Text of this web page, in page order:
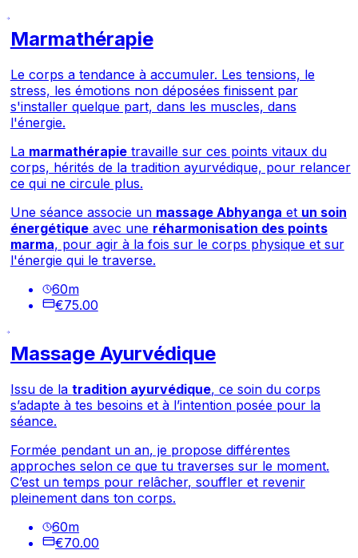
Marmathérapie
Le corps a tendance à accumuler. Les tensions, le
stress, les émotions non déposées finissent par
s'installer quelque part, dans les muscles, dans
l'énergie.
La marmathérapietravaille sur ces points vitaux du
corps, hérités de la tradition ayurvédique, pour relancer
ce qui ne circule plus.
Une séance associe un massage Abhyanga et un soin
énergétiqueavec une réharmonisation des points
marma, pour agir à la fois sur le corps physique et sur
l'énergie qui le traverse.
60m
€75.00
Massage Ayurvédique
Issu de latradition ayurvédique, ce soin du corps
s’adapte à tes besoins et à l’intention posée pour la
séance.
Formée pendant un an, je propose différentes
approches selon ce que tu traverses sur le moment.
C’est un temps pour relâcher, souffler et revenir
pleinement dans ton corps.
60m
€70.00